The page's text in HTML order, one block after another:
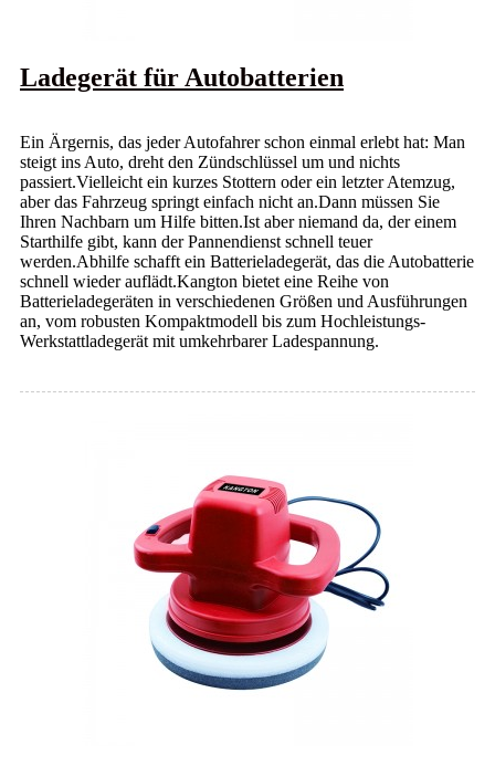
Ladegerät für Autobatterien
Ein Ärgernis, das jeder Autofahrer schon einmal erlebt hat: Man
steigt ins Auto, dreht den Zündschlüssel um und nichts
passiert.Vielleicht ein kurzes Stottern oder ein letzter Atemzug,
aber das Fahrzeug springt einfach nicht an.Dann müssen Sie
Ihren Nachbarn um Hilfe bitten.Ist aber niemand da, der einem
Starthilfe gibt, kann der Pannendienst schnell teuer
werden.Abhilfe schafft ein Batterieladegerät, das die Autobatterie
schnell wieder auflädt.Kangton bietet eine Reihe von
Batterieladegeräten in verschiedenen Größen und Ausführungen
an, vom robusten Kompaktmodell bis zum Hochleistungs-
Werkstattladegerät mit umkehrbarer Ladespannung.